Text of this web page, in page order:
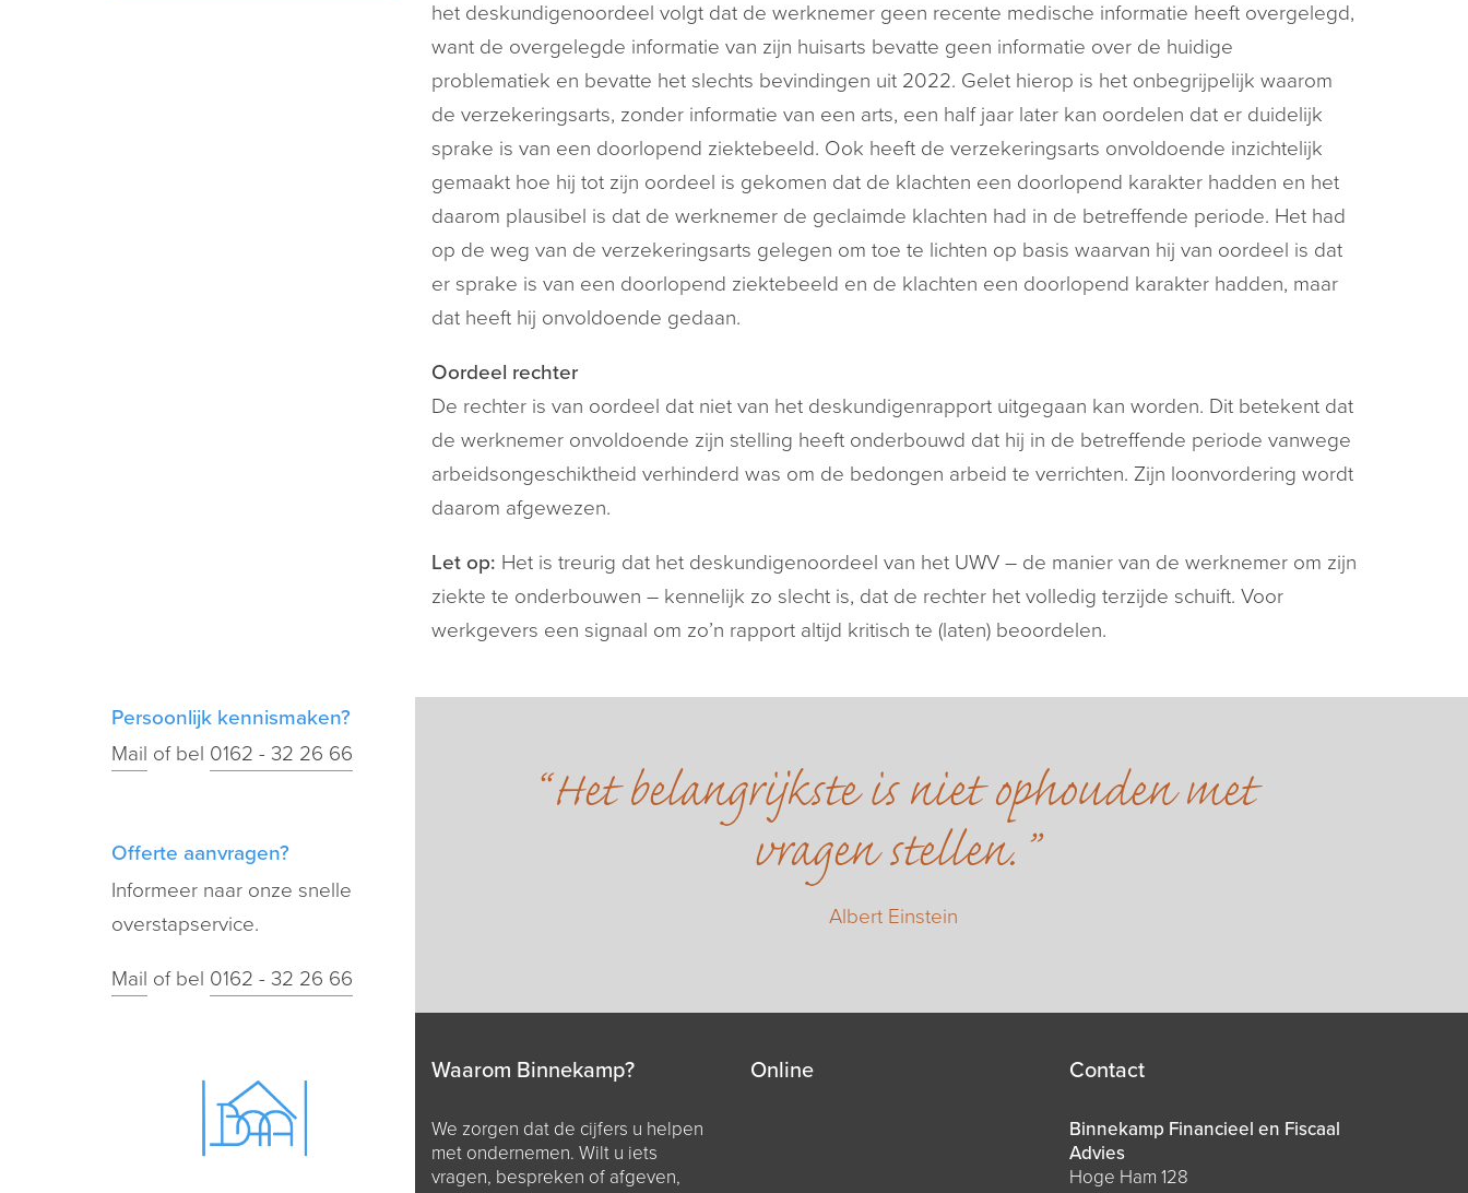
het deskundigenoordeel volgt dat de werknemer geen recente medische informatie heeft overgelegd,
want de overgelegde informatie van zijn huisarts bevatte geen informatie over de huidige
problematiek en bevatte het slechts bevindingen uit 2022. Gelet hierop is het onbegrijpelijk waarom
de verzekeringsarts, zonder informatie van een arts, een half jaar later kan oordelen dat er duidelijk
sprake is van een doorlopend ziektebeeld. Ook heeft de verzekeringsarts onvoldoende inzichtelijk
gemaakt hoe hij tot zijn oordeel is gekomen dat de klachten een doorlopend karakter hadden en het
daarom plausibel is dat de werknemer de geclaimde klachten had in de betreffende periode. Het had
op de weg van de verzekeringsarts gelegen om toe te lichten op basis waarvan hij van oordeel is dat
er sprake is van een doorlopend ziektebeeld en de klachten een doorlopend karakter hadden, maar
dat heeft hij onvoldoende gedaan.
Oordeel rechter
De rechter is van oordeel dat niet van het deskundigenrapport uitgegaan kan worden. Dit betekent dat
de werknemer onvoldoende zijn stelling heeft onderbouwd dat hij in de betreffende periode vanwege
arbeidsongeschiktheid verhinderd was om de bedongen arbeid te verrichten. Zijn loonvordering wordt
daarom afgewezen.
Let op: Het is treurig dat het deskundigenoordeel van het UWV – de manier van de werknemer om zijn
ziekte te onderbouwen – kennelijk zo slecht is, dat de rechter het volledig terzijde schuift. Voor
werkgevers een signaal om zo’n rapport altijd kritisch te (laten) beoordelen.
Persoonlijk kennismaken?
Mail of bel 0162 - 32 26 66
Offerte aanvragen?
Informeer naar onze snelle
overstapservice.
Mail of bel 0162 - 32 26 66
Het belangrijkste is niet ophouden met
vragen stellen.
Albert Einstein
Waarom Binnekamp?
We zorgen dat de cijfers u helpen
met ondernemen. Wilt u iets
vragen, bespreken of afgeven,
Online Contact
Binnekamp Financieel en Fiscaal
Advies
Hoge Ham 128